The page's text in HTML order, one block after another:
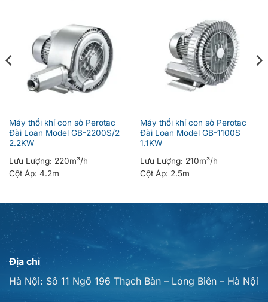
Máy thổi khí con sò Perotac
Đài Loan Model GB-2200S/2
2.2KW
Lưu Lượng: 220m³/h
Cột Áp: 4.2m
Máy thổi khí con sò Perotac
Đài Loan Model GB-1100S
1.1KW
Lưu Lượng: 210m³/h
Cột Áp: 2.5m
Địa chỉ
Hà Nội: Sô 11 Ngõ 196 Thạch Bàn – Long Biên – Hà Nội